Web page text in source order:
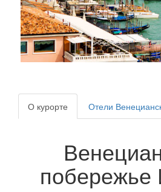
О курорте
Отели
побережье